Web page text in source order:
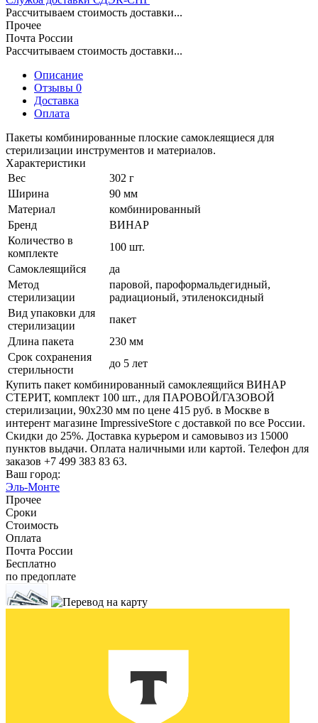
Рассчитываем стоимость доставки...
Прочее
Почта России
Рассчитываем стоимость доставки...
Описание
Отзывы 0
Доставка
Оплата
Пакеты комбинированные плоские самоклеящиеся для
стерилизации инструментов и материалов.
Характеристики
Вес
302 г
Ширина
90 мм
Материал
комбинированный
Бренд
ВИНАР
Количество в
комплекте
100 шт.
Самоклеящийся
да
Метод
стерилизации
паровой, пароформальдегидный,
радиационый, этиленоксидный
Вид упаковки для
стерилизации
пакет
Длина пакета
230 мм
Срок сохранения
стерильности
до 5 лет
Купить пакет комбинированный самоклеящийся ВИНАР
СТЕРИТ, комплект 100 шт., для ПАРОВОЙ/ГАЗОВОЙ
стерилизации, 90х230 мм по цене 415 руб. в Москве в
интерент магазине ImpressiveStore с доставкой по все России.
Скидки до 25%. Доставка курьером и самовывоз из 15000
пунктов выдачи. Оплата наличными или картой. Телефон для
заказов +7 499 383 83 63.
Ваш город:
Эль-Монте
Прочее
Сроки
Стоимость
Оплата
Почта России
Бесплатно
по предоплате